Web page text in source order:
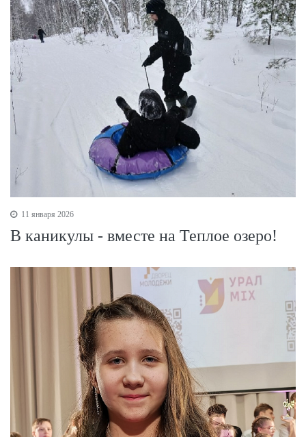
11 января 2026
В каникулы - вместе на Теплое озеро!